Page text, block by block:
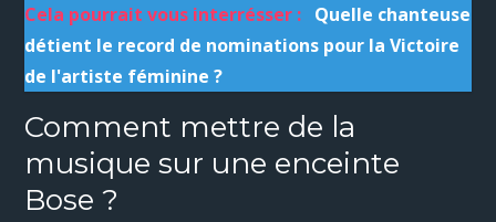
Cela pourrait vous interrésser : Quelle chanteuse
détient le record de nominations pour la Victoire
de l'artiste féminine ?
Comment mettre de la
musique sur une enceinte
Bose ?